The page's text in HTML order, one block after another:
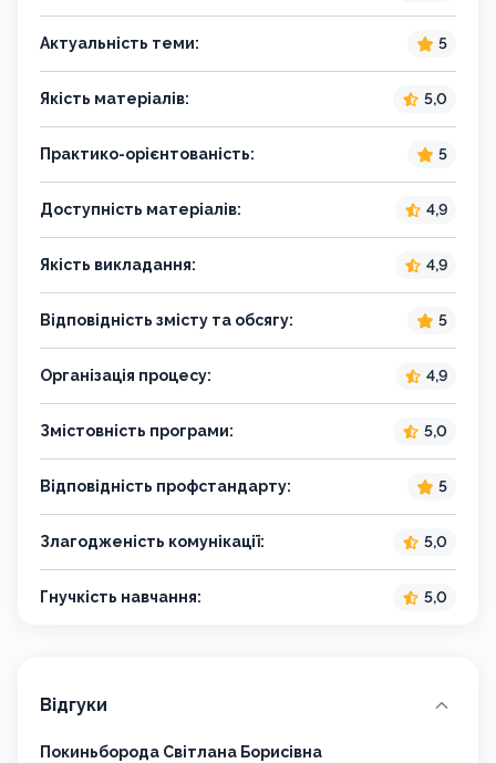
Актуальність теми: 5
Якість матеріалів: 5,0
Практико-орієнтованість: 5
Доступність матеріалів: 4,9
Якість викладання: 4,9
Відповідність змісту та обсягу: 5
Організація процесу: 4,9
Змістовність програми: 5,0
Відповідність профстандарту: 5
Злагодженість комунікації: 5,0
Гнучкість навчання: 5,0
Відгуки
Покиньборода Світлана Борисівна